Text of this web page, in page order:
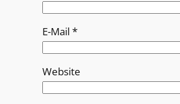
E-Mail *
Website